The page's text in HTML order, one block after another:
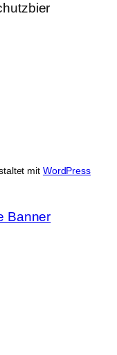
mit WordPress
Banner